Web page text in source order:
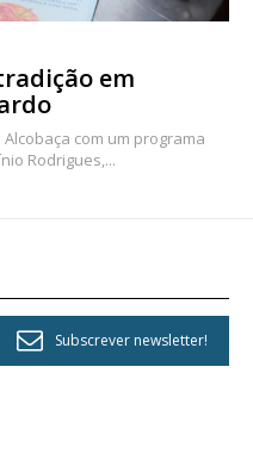
em
com um programa
Rodrigues,...
Subscrever newsletter!